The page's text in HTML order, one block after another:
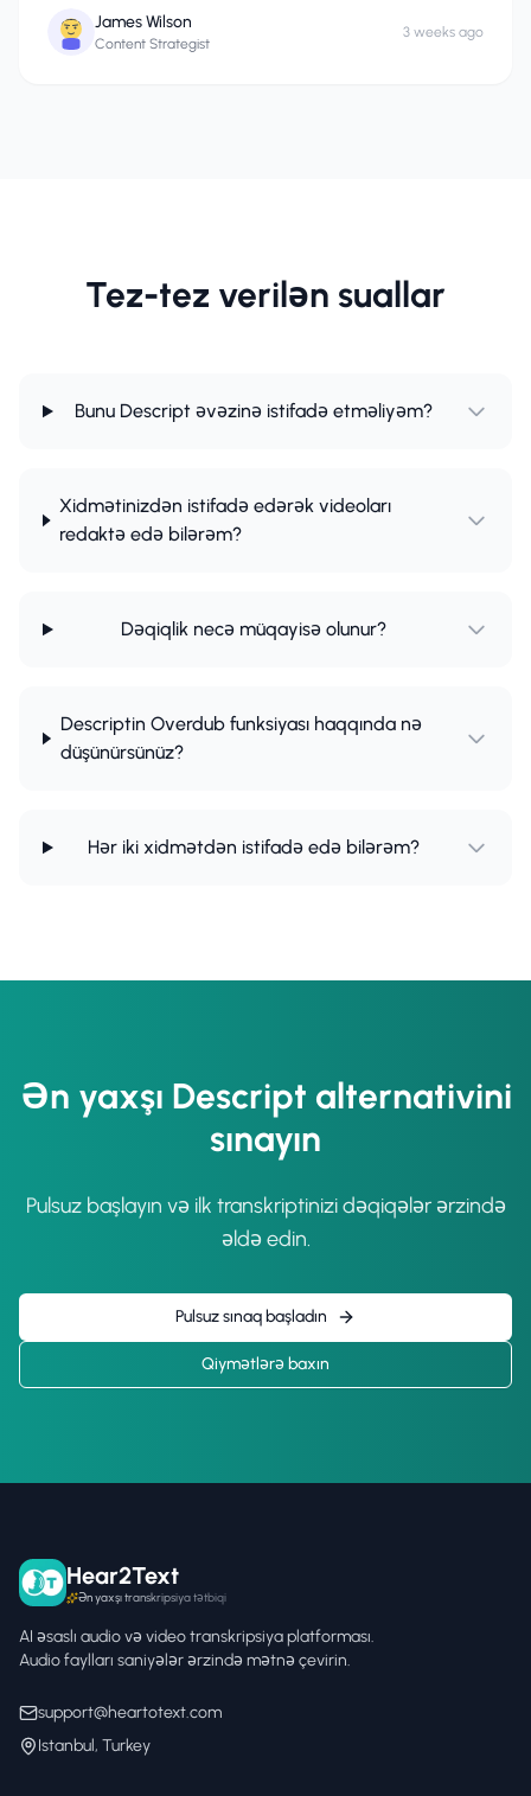
James Wilson
Content Strategist
3 weeks ago
Tez-tez verilən suallar
Bunu Descript əvəzinə istifadə etməliyəm?
Xidmətinizdən istifadə edərək videoları
redaktə edə bilərəm?
Dəqiqlik necə müqayisə olunur?
Descriptin Overdub funksiyası haqqında nə
düşünürsünüz?
Hər iki xidmətdən istifadə edə bilərəm?
Ən yaxşı Descript alternativini
sınayın
Pulsuz başlayın və ilk transkriptinizi dəqiqələr ərzində
əldə edin.
Pulsuz sınaq başladın
Qiymətlərə baxın
Hear2Text
Ən yaxşı transkripsiya tətbiqi
AI əsaslı audio və video transkripsiya platforması.
Audio faylları saniyələr ərzində mətnə çevirin.
support@heartotext.com
Istanbul, Turkey